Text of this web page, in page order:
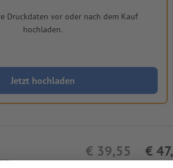
Druckdaten vor oder nach dem Kauf
hochladen.
Jetzt hochladen
€ 39,55 €